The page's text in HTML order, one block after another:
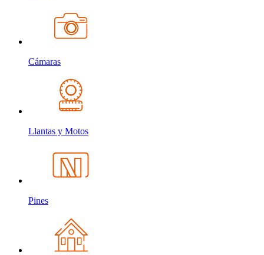
Cámaras
Llantas y Motos
Pines